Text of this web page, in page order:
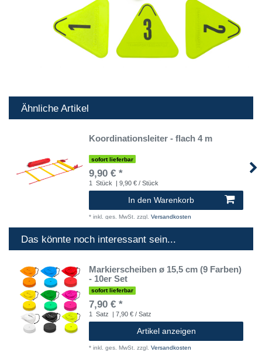
Ähnliche Artikel
Koordinationsleiter - flach 4 m
sofort lieferbar
9,90 € *
1 Stück | 9,90 € / Stück
In den Warenkorb
* inkl. ges. MwSt. zzgl. Versandkosten
Das könnte noch interessant sein...
Markierscheiben ø 15,5 cm (9 Farben)
- 10er Set
sofort lieferbar
7,90 € *
1 Satz | 7,90 € / Satz
Artikel anzeigen
* inkl. ges. MwSt. zzgl. Versandkosten